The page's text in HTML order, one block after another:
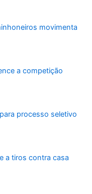
movimenta
a competição
processo seletivo
a tiros contra casa